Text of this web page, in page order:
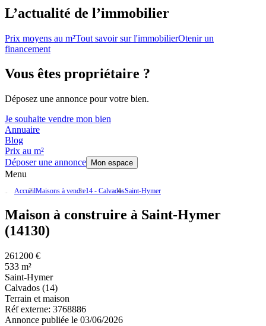
L’actualité de l’immobilier
Prix moyens au m²Tout savoir sur l'immobilierOtenir un
financement
Vous êtes propriétaire ?
Déposez une annonce pour votre bien.
Je souhaite vendre mon bien
Annuaire
Blog
Prix au m²
Déposer une annonce
Mon espace
Menu
AccueilMaisons à vendre14 - CalvadosSaint-Hymer
Maison à construire à Saint-Hymer
(14130)
261200 €
533 m²
Saint-Hymer
Calvados (14)
Terrain et maison
Réf externe: 3768886
Annonce publiée le 03/06/2026